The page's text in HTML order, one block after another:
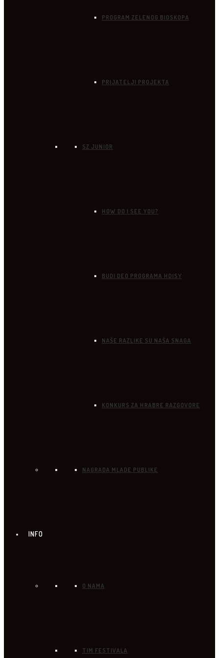
PROGRAM ZELENOG BIOSKOPA
PRIJATELJI PROJEKTA
SZ JUNIOR
HOW DO I SEE YOU?
BUDI DEO PROGRAMA HDISY
NAŠE RAZLIKE SU NAŠA SNAGA
KONKURS ZA HRABRE RAZGOVORE
NAGRADA MLADE PUBLIKE
INFO
O NAMA
TIM FESTIVALA